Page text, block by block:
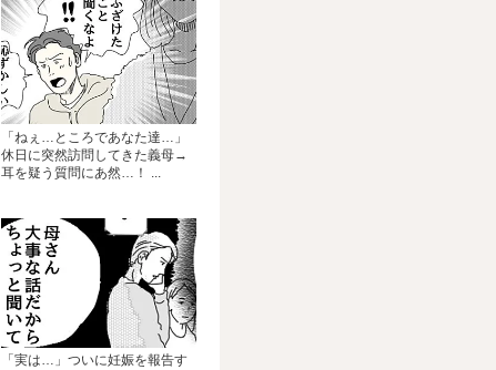
「ねぇ…ところであなた達…」
休日に突然訪問してきた義母→
耳を疑う質問にあ然…！ ...
「実は…」ついに妊娠を報告す